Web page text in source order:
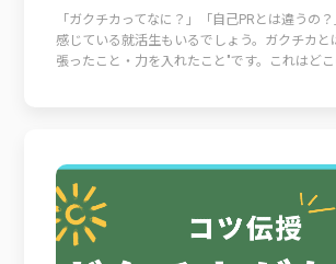
「ガクチカってなに？」「自己PRとは違うの
感じている就活生もいるでしょう。ガクチカと
張ったこと・力を入れたこと"です。これはどこ